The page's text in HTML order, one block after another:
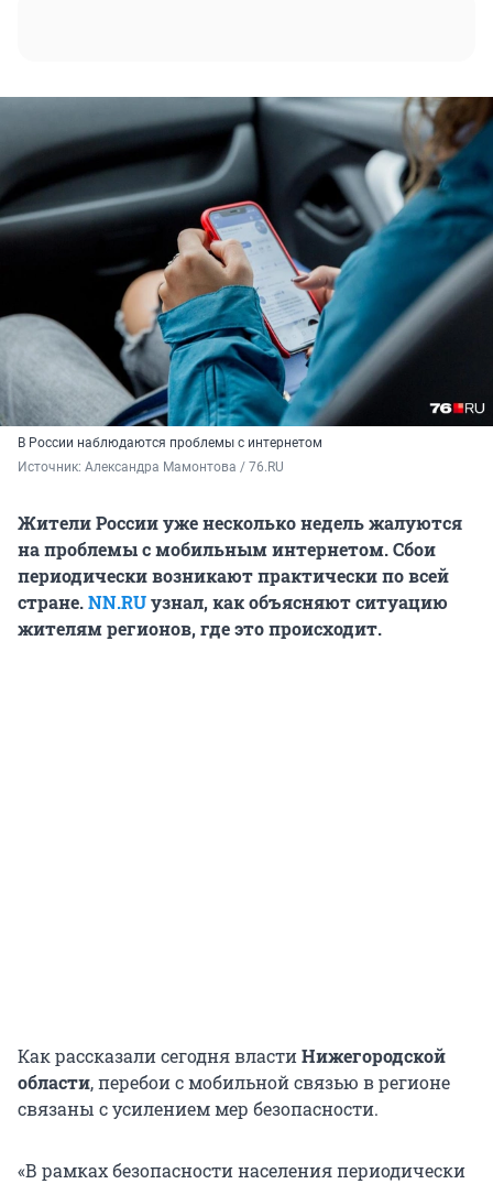
В России наблюдаются проблемы с интернетом
Источник: Александра Мамонтова / 76.RU
Жители России уже несколько недель жалуются
на проблемы с мобильным интернетом. Сбои
периодически возникают практически по всей
стране.NN.RUузнал, как объясняют ситуацию
жителям регионов, где это происходит.
Как рассказали сегодня властиНижегородской
области, перебои с мобильной связью в регионе
связаны с усилением мер безопасности.
«В рамках безопасности населения периодически